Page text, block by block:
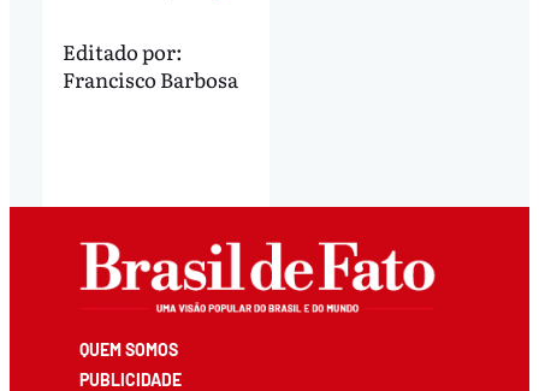
Editado por:
Francisco Barbosa
QUEM SOMOS
PUBLICIDADE